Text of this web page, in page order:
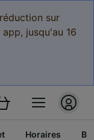
sur
jusqu'au 16
Horaires